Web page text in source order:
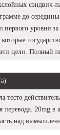
сэндвич-
до
первого уровня
цели. Полный
тесто
перевода. 20mg в
над